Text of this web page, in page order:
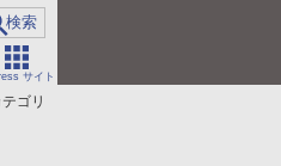
サイト
ゴリ